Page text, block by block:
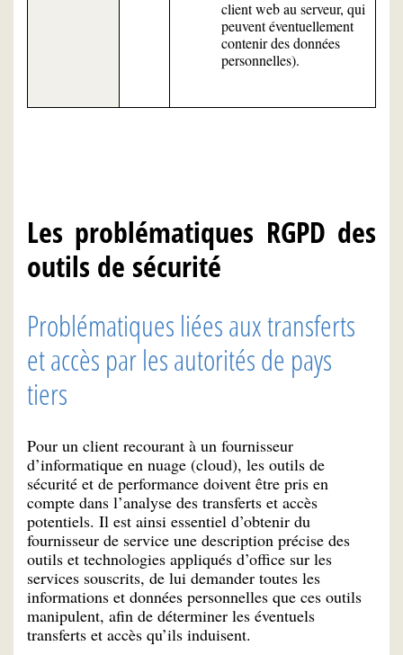
client web au serveur, qui
peuvent éventuellement
contenir des données
personnelles).
Les problématiques RGPD des
outils de sécurité
Problématiques liées aux transferts
et accès par les autorités de pays
tiers
Pour un client recourant à un fournisseur
d’informatique en nuage (cloud), les outils de
sécurité et de performance doivent être pris en
compte dans l’analyse des transferts et accès
potentiels. Il est ainsi essentiel d’obtenir du
fournisseur de service une description précise des
outils et technologies appliqués d’office sur les
services souscrits, de lui demander toutes les
informations et données personnelles que ces outils
manipulent, afin de déterminer les éventuels
transferts et accès qu’ils induisent.